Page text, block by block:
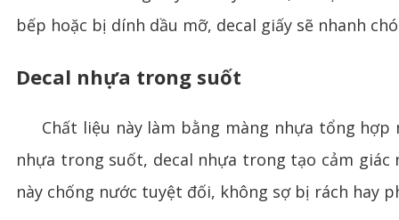
bếp hoặc bị dính dầu mỡ, decal giấy sẽ nhanh
Decal nhựa trong suốt
Chất liệu này làm bằng màng nhựa tổng hợp
nhựa trong suốt, decal nhựa trong tạo cảm
này chống nước tuyệt đối, không sợ bị rách hay